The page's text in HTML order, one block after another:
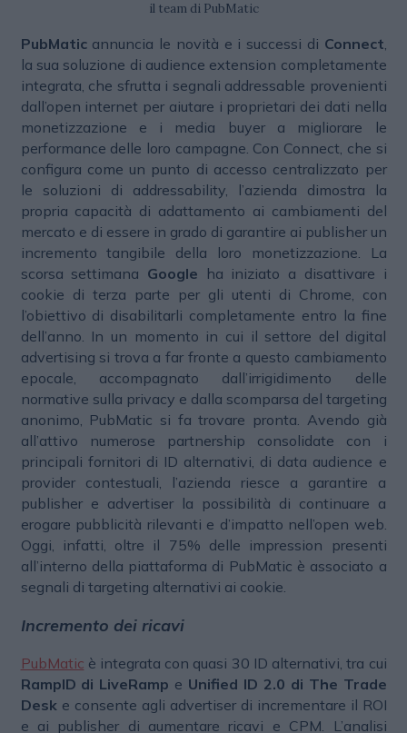
il team di PubMatic
PubMaticannuncia le novità e i successi di Connect,
la sua soluzione di audience extension completamente
integrata, che sfrutta i segnali addressable provenienti
dall’open internet per aiutare i proprietari dei dati nella
monetizzazione e i media buyer a migliorare le
performance delle loro campagne. Con Connect, che si
configura come un punto di accesso centralizzato per
le soluzioni di addressability, l’azienda dimostra la
propria capacità di adattamento ai cambiamenti del
mercato e di essere in grado di garantire ai publisher un
incremento tangibile della loro monetizzazione. La
scorsa settimana Google ha iniziato a disattivare i
cookie di terza parte per gli utenti di Chrome, con
l’obiettivo di disabilitarli completamente entro la fine
dell’anno. In un momento in cui il settore del digital
advertising si trova a far fronte a questo cambiamento
epocale, accompagnato dall’irrigidimento delle
normative sulla privacy e dalla scomparsa del targeting
anonimo, PubMatic si fa trovare pronta. Avendo già
all’attivo numerose partnership consolidate con i
principali fornitori di ID alternativi, di data audience e
provider contestuali, l’azienda riesce a garantire a
publisher e advertiser la possibilità di continuare a
erogare pubblicità rilevanti e d’impatto nell’open web.
Oggi, infatti, oltre il 75% delle impression presenti
all’interno della piattaforma di PubMatic è associato a
segnali di targeting alternativi ai cookie.
Incremento dei ricavi
PubMatic è integrata con quasi 30 ID alternativi, tra cui
RampID di LiveRamp e Unified ID 2.0 di The Trade
Deske consente agli advertiser di incrementare il ROI
e ai publisher di aumentare ricavi e CPM. L’analisi